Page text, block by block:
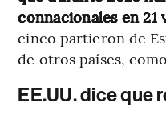
connacionales en 21
cinco partieron de
de otros países,
EE.UU. dice que